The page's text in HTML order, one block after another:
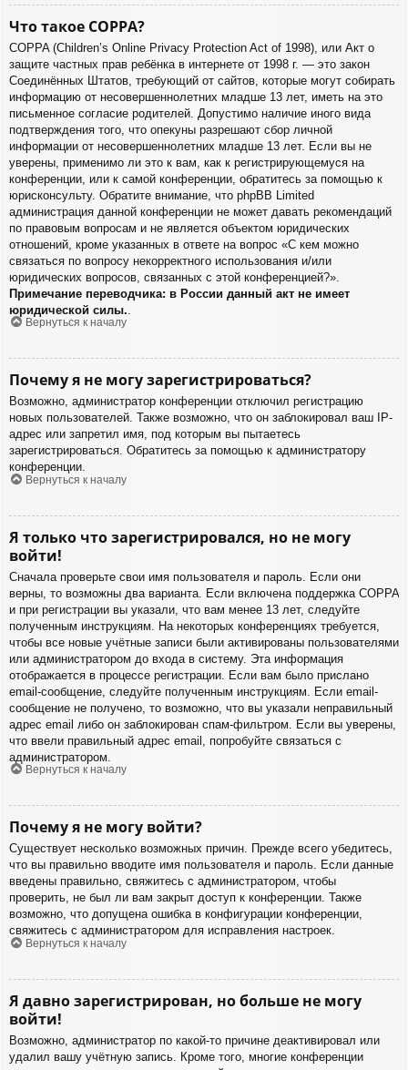
Что такое COPPA?
COPPA (Children’s Online Privacy Protection Act of 1998), или Акт о
защите частных прав ребёнка в интернете от 1998 г. — это закон
Соединённых Штатов, требующий от сайтов, которые могут собирать
информацию от несовершеннолетних младше 13 лет, иметь на это
письменное согласие родителей. Допустимо наличие иного вида
подтверждения того, что опекуны разрешают сбор личной
информации от несовершеннолетних младше 13 лет. Если вы не
уверены, применимо ли это к вам, как к регистрирующемуся на
конференции, или к самой конференции, обратитесь за помощью к
юрисконсульту. Обратите внимание, что phpBB Limited
администрация данной конференции не может давать рекомендаций
по правовым вопросам и не является объектом юридических
отношений, кроме указанных в ответе на вопрос «С кем можно
связаться по вопросу некорректного использования и/или
юридических вопросов, связанных с этой конференцией?».
Примечание переводчика: в России данный акт не имеет
юридической силы.
Вернуться к началу
Почему я не могу зарегистрироваться?
Возможно, администратор конференции отключил регистрацию
новых пользователей. Также возможно, что он заблокировал ваш IP-
адрес или запретил имя, под которым вы пытаетесь
зарегистрироваться. Обратитесь за помощью к администратору
конференции.
Вернуться к началу
Я только что зарегистрировался, но не могу
войти!
Сначала проверьте свои имя пользователя и пароль. Если они
верны, то возможны два варианта. Если включена поддержка COPPA
и при регистрации вы указали, что вам менее 13 лет, следуйте
полученным инструкциям. На некоторых конференциях требуется,
чтобы все новые учётные записи были активированы пользователями
или администратором до входа в систему. Эта информация
отображается в процессе регистрации. Если вам было прислано
email-сообщение, следуйте полученным инструкциям. Если email-
сообщение не получено, то возможно, что вы указали неправильный
адрес email либо он заблокирован спам-фильтром. Если вы уверены,
что ввели правильный адрес email, попробуйте связаться с
администратором.
Вернуться к началу
Почему я не могу войти?
Существует несколько возможных причин. Прежде всего убедитесь,
что вы правильно вводите имя пользователя и пароль. Если данные
введены правильно, свяжитесь с администратором, чтобы
проверить, не был ли вам закрыт доступ к конференции. Также
возможно, что допущена ошибка в конфигурации конференции,
свяжитесь с администратором для исправления настроек.
Вернуться к началу
Я давно зарегистрирован, но больше не могу
войти!
Возможно, администратор по какой-то причине деактивировал или
удалил вашу учётную запись. Кроме того, многие конференции